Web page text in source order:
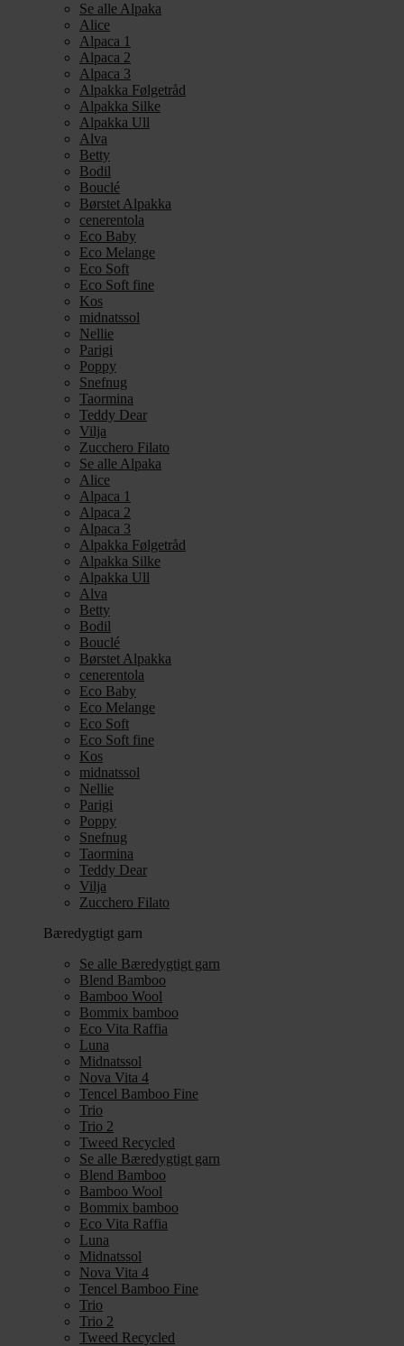
Se alle Alpaka
Alice
Alpaca 1
Alpaca 2
Alpaca 3
Alpakka Følgetråd
Alpakka Silke
Alpakka Ull
Alva
Betty
Bodil
Bouclé
Børstet Alpakka
cenerentola
Eco Baby
Eco Melange
Eco Soft
Eco Soft fine
Kos
midnatssol
Nellie
Parigi
Poppy
Snefnug
Taormina
Teddy Dear
Vilja
Zucchero Filato
Se alle Alpaka
Alice
Alpaca 1
Alpaca 2
Alpaca 3
Alpakka Følgetråd
Alpakka Silke
Alpakka Ull
Alva
Betty
Bodil
Bouclé
Børstet Alpakka
cenerentola
Eco Baby
Eco Melange
Eco Soft
Eco Soft fine
Kos
midnatssol
Nellie
Parigi
Poppy
Snefnug
Taormina
Teddy Dear
Vilja
Zucchero Filato
Bæredygtigt garn
Se alle Bæredygtigt garn
Blend Bamboo
Bamboo Wool
Bommix bamboo
Eco Vita Raffia
Luna
Midnatssol
Nova Vita 4
Tencel Bamboo Fine
Trio
Trio 2
Tweed Recycled
Se alle Bæredygtigt garn
Blend Bamboo
Bamboo Wool
Bommix bamboo
Eco Vita Raffia
Luna
Midnatssol
Nova Vita 4
Tencel Bamboo Fine
Trio
Trio 2
Tweed Recycled